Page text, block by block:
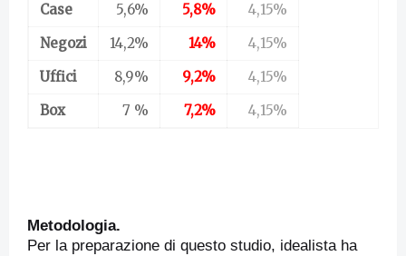
Case
5,6% 5,8%
4,15%
Negozi
14,2% 14%
4,15%
Uffici
8,9% 9,2%
4,15%
Box
7 % 7,2% 4,15%
Metodologia.
Per la preparazione di questo studio, idealista ha